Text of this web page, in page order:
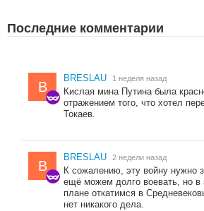
Последние комментарии
B
BRESLAU 1 неделя назад
Кислая мина Путина была
отражением того, что хотел
Токаев.
B
BRESLAU 2 недели назад
К сожалению, эту войну нужно
ещё можем долго воевать, но в
плане откатимся в
нет никакого дела.